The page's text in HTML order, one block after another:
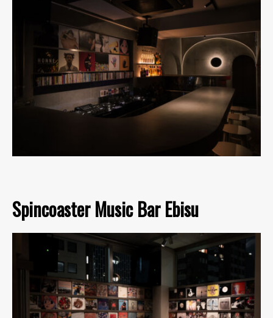
Spincoaster Music Bar Ebisu